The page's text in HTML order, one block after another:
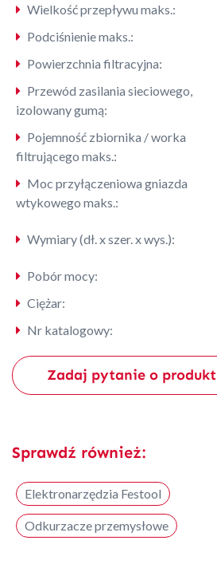
Wielkość przepływu maks.:
Podciśnienie maks.:
Powierzchnia filtracyjna:
Przewód zasilania sieciowego,
izolowany gumą:
Pojemność zbiornika / worka
filtrującego maks.:
Moc przyłączeniowa gniazda
wtykowego maks.:
Wymiary (dł. x szer. x wys.):
Pobór mocy:
Ciężar:
Nr katalogowy:
Zadaj pytanie o produkt
Sprawdź również:
Elektronarzędzia Festool
Odkurzacze przemysłowe